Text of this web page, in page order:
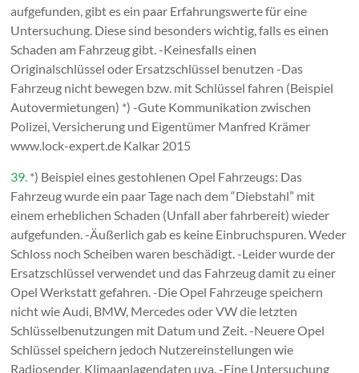
aufgefunden, gibt es ein paar Erfahrungswerte für eine
Untersuchung. Diese sind besonders wichtig, falls es einen
Schaden am Fahrzeug gibt. -Keinesfalls einen
Originalschlüssel oder Ersatzschlüssel benutzen -Das
Fahrzeug nicht bewegen bzw. mit Schlüssel fahren (Beispiel
Autovermietungen) *) -Gute Kommunikation zwischen
Polizei, Versicherung und Eigentümer Manfred Krämer
www.lock-expert.de Kalkar 2015
39. *) Beispiel eines gestohlenen Opel Fahrzeugs: Das
Fahrzeug wurde ein paar Tage nach dem “Diebstahl” mit
einem erheblichen Schaden (Unfall aber fahrbereit) wieder
aufgefunden. -Äußerlich gab es keine Einbruchspuren. Weder
Schloss noch Scheiben waren beschädigt. -Leider wurde der
Ersatzschlüssel verwendet und das Fahrzeug damit zu einer
Opel Werkstatt gefahren. -Die Opel Fahrzeuge speichern
nicht wie Audi, BMW, Mercedes oder VW die letzten
Schlüsselbenutzungen mit Datum und Zeit. -Neuere Opel
Schlüssel speichern jedoch Nutzereinstellungen wie
Radiosender, Klimaanlagendaten uva. -Eine Untersuchung